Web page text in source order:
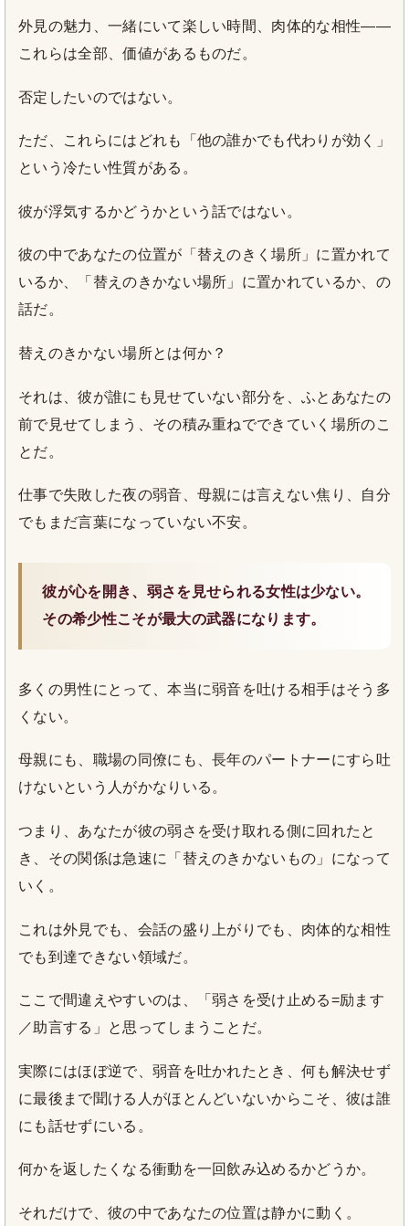
外見の魅力、一緒にいて楽しい時間、肉体的な相性——
これらは全部、価値があるものだ。
否定したいのではない。
ただ、これらにはどれも「他の誰かでも代わりが効く」
という冷たい性質がある。
彼が浮気するかどうかという話ではない。
彼の中であなたの位置が「替えのきく場所」に置かれて
いるか、「替えのきかない場所」に置かれているか、の
話だ。
替えのきかない場所とは何か？
それは、彼が誰にも見せていない部分を、ふとあなたの
前で見せてしまう、その積み重ねでできていく場所のこ
とだ。
仕事で失敗した夜の弱音、母親には言えない焦り、自分
でもまだ言葉になっていない不安。
彼が心を開き、弱さを見せられる女性は少ない。
その希少性こそが最大の武器になります。
多くの男性にとって、本当に弱音を吐ける相手はそう多
くない。
母親にも、職場の同僚にも、長年のパートナーにすら吐
けないという人がかなりいる。
つまり、あなたが彼の弱さを受け取れる側に回れたと
き、その関係は急速に「替えのきかないもの」になって
いく。
これは外見でも、会話の盛り上がりでも、肉体的な相性
でも到達できない領域だ。
ここで間違えやすいのは、「弱さを受け止める=励ます
／助言する」と思ってしまうことだ。
実際にはほぼ逆で、弱音を吐かれたとき、何も解決せず
に最後まで聞ける人がほとんどいないからこそ、彼は誰
にも話せずにいる。
何かを返したくなる衝動を一回飲み込めるかどうか。
それだけで、彼の中であなたの位置は静かに動く。